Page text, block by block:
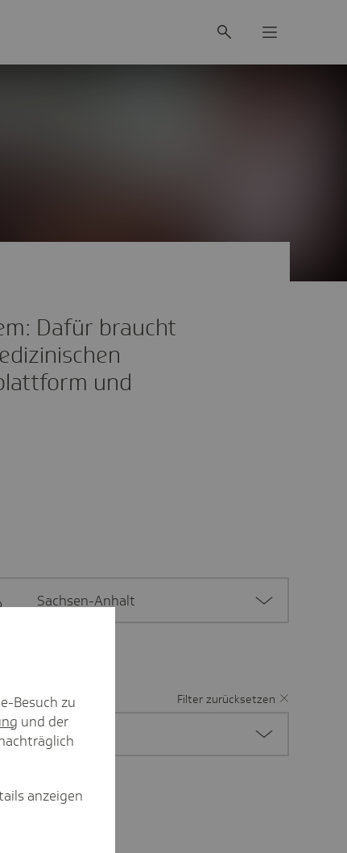
Dafür braucht
und
Filter zurücksetzen
Sachsen-Anhalt
Besuch zu
und der
anzeigen